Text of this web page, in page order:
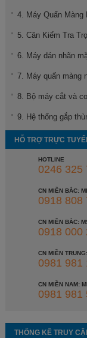
4. Máy Quấn Màng
5. Cân Kiểm Tra
6. Máy dán nhãn
7. Máy quấn màng
8. Bộ máy cắt và
9. Hệ thống gắp
HỖ TRỢ TRỰC
HOTLINE
0246 325
CN MIỀN BẮC:
0918 808
CN MIỀN BẮC:
0918 000
CN MIỀN
0981 981
CN MIỀN NAM:
0981 981
THỐNG KÊ TRUY